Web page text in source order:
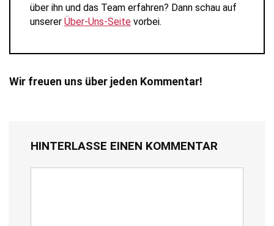
über ihn und das Team erfahren? Dann schau auf
unserer Über-Uns-Seite vorbei.
Wir freuen uns über jeden Kommentar!
HINTERLASSE EINEN KOMMENTAR